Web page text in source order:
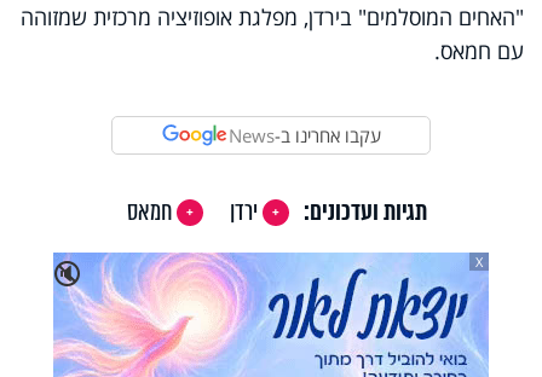
"האחים המוסלמים" בירדן, מפלגת אופוזיציה מרכזית שמזוהה
עם חמאס.
עקבו אחרינו ב-News
תגיות ועדכונים: ירדן
חמאס
🔇
X